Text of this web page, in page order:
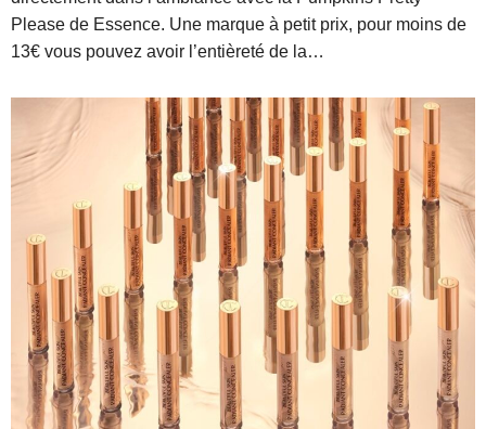
Please de Essence. Une marque à petit prix, pour moins de
13€ vous pouvez avoir l’entièreté de la…